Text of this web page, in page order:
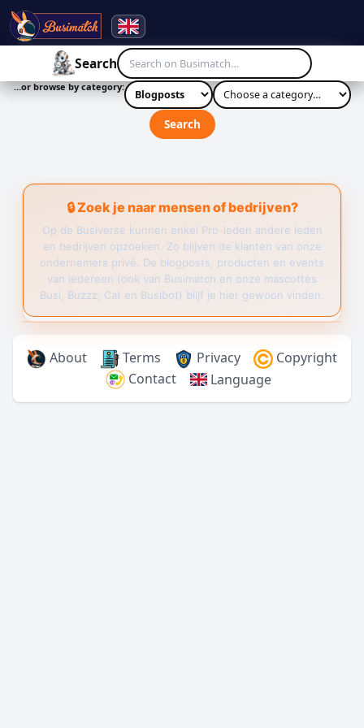
☰
🔒 Zoek je naar mensen of bedrijven?
Op de Busiverse kunnen enkel Pro-leden andere leden
en bedrijven opzoeken. Zo blijven de klanten van onze
ondernemers privé. De blogposts, producten en events
van iedereen (ook van Busimatch en onze mascottes
Busi, Buzzz, Cat en Busibot) blijf je hier gewoon vinden.
About Terms Privacy
Copyright
Contact
Language
Search
…or browse by category:
Search